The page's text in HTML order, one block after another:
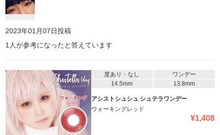
2023年01月07日投稿
1 人が参考になったと答えています
度あり・なし
ワンデー
14.5mm
13.8mm
アシストシュシュ シュテラワンデー
ウォーキングレッド
¥1,408